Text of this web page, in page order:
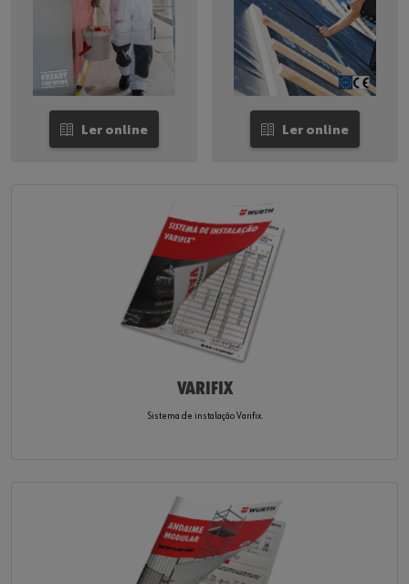
Ler online Ler online
VARIFIX
Sistema de instalação Varifix.